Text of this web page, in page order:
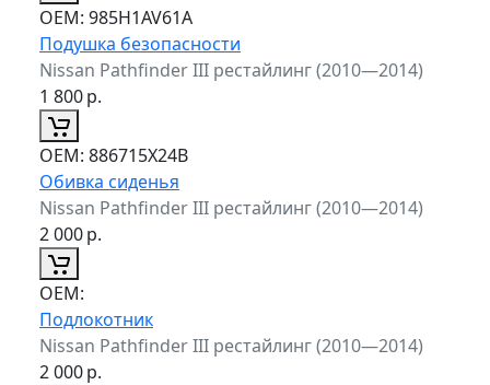
ОЕМ: 985H1AV61A
Подушка безопасности
Nissan Pathfinder III рестайлинг (2010—2014)
1 800р.
ОЕМ: 886715X24B
Обивка сиденья
Nissan Pathfinder III рестайлинг (2010—2014)
2 000р.
ОЕМ:
Подлокотник
Nissan Pathfinder III рестайлинг (2010—2014)
2 000р.